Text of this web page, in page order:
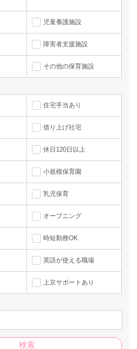
児童養護施設
障害者支援施設
その他の保育施設
住宅手当あり
借り上げ社宅
休日120日以上
小規模保育園
乳児保育
オープニング
時短勤務OK
英語が使える職場
上京サポートあり